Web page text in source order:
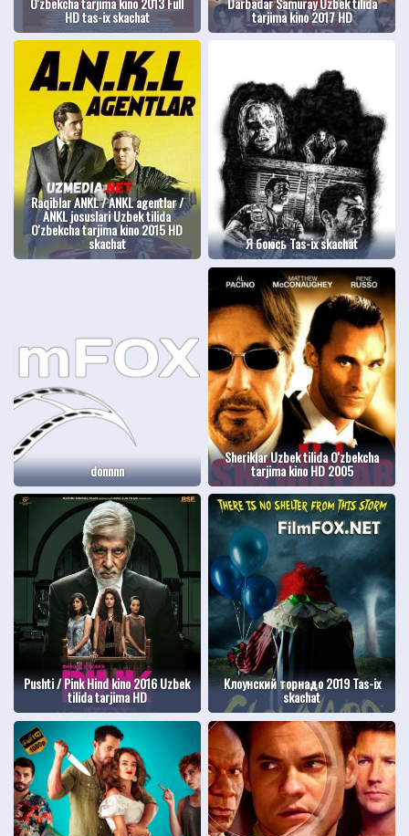
HD tas-ix skachat tarjima kino 2017 HD
Raqiblar ANKL / ANKL agentlar /
ANKL josuslari Uzbek tilida
O'zbekcha tarjima kino 2015 HD
skachat Я боюсь Tas-ix skachat
donnnn
Sheriklar Uzbek tilida O'zbekcha
tarjima kino HD 2005
Pushti / Pink Hind kino 2016 Uzbek
tilida tarjima HD
Клоунский торнадо 2019 Tas-ix
skachat